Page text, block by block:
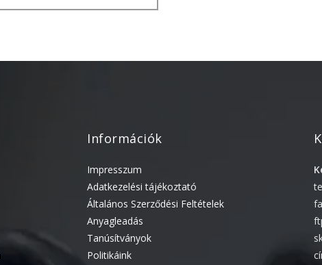
Információk
Impresszum
Adatkezelési tájékoztató
Általános Szerződési Feltételek
Anyagleadás
Tanúsítványok
Politikáink